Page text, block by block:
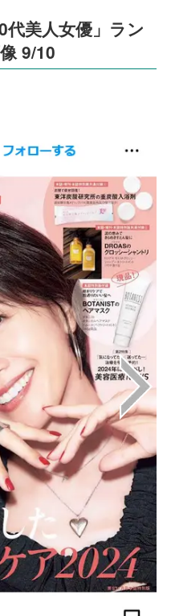
美人女優」ラン
9/10